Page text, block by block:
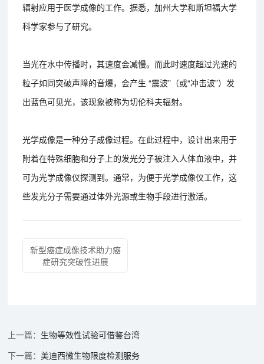
辐射应用于医学成像的工作。据悉，加州大学和斯坦福大学
科学家参与了研究。
当光在水中传播时，其速度会减慢。而此时速度超过光速的
粒子如同突破声障的音爆，会产生 “震波”（或“冲击波”）发
出蓝色可见光，该现象被称为切伦科夫辐射。
光学成像是一种分子成像过程。在此过程中，设计出来用于
附着在特殊细胞和分子上的发光分子被注入人体血液中，并
可为光学成像仪探测到。通常，为便于光学成像仪工作，这
些发光分子需要通过体外光源或生物手段进行激活。
新型癌症成像技术助力癌
症研究突破性进展
生物等效性试验可借鉴台湾
美迪西微生物限度检测服务